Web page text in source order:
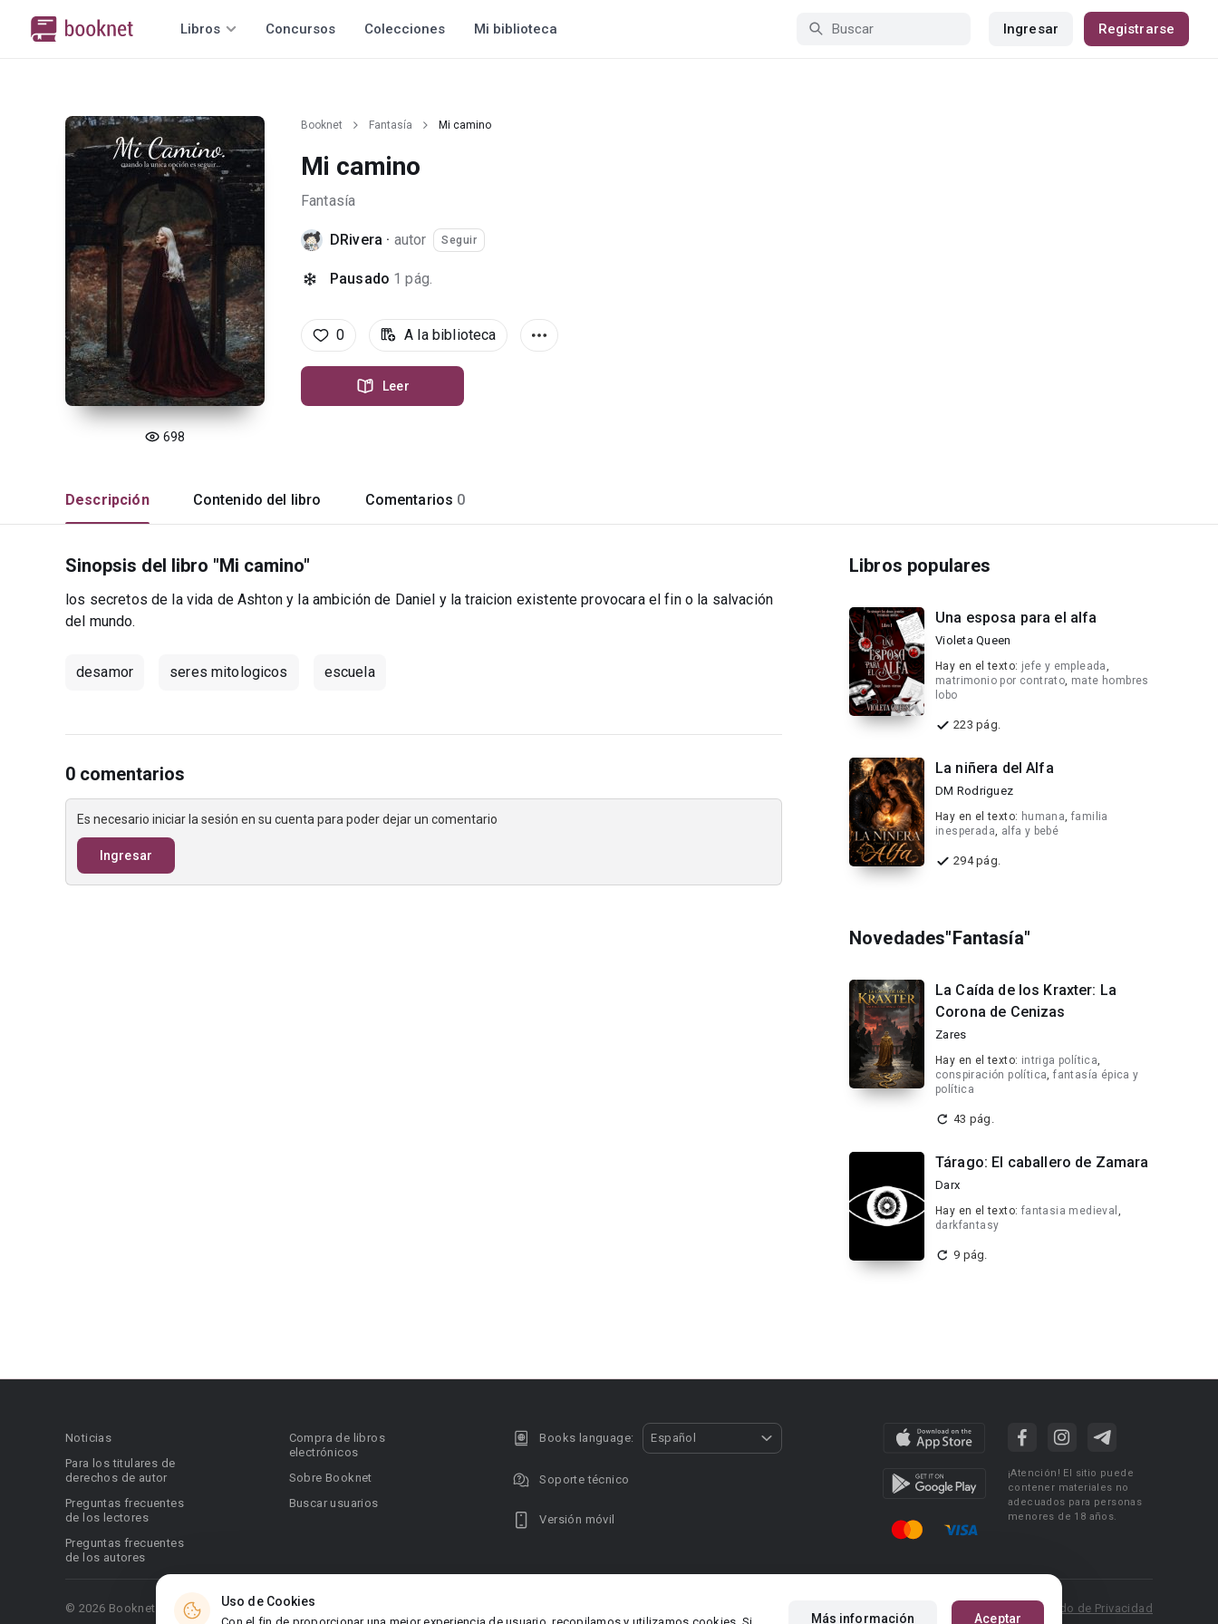
Libros Concursos Colecciones Mi biblioteca Ingresar Registrarse
698
Booknet Fantasía Mi camino
Mi camino
Fantasía
DRivera · autor Seguir
Pausado 1 pág.
0 A la biblioteca
Leer
Descripción Contenido del libro Comentarios 0
Sinopsis del libro "Mi camino"
los secretos de la vida de Ashton y la ambición de Daniel y la traicion existente provocara el fin o la salvación
del mundo.
desamor seres mitologicos escuela
0 comentarios
Es necesario iniciar la sesión en su cuenta para poder dejar un comentario
Ingresar
Libros populares
Una esposa para el alfa
Violeta Queen
Hay en el texto: jefe y empleada,
matrimonio por contrato, mate hombres
lobo
223 pág.
La niñera del Alfa
DM Rodriguez
Hay en el texto: humana,familia
inesperada, alfa y bebé
294 pág.
Novedades"Fantasía"
La Caída de los Kraxter: La
Corona de Cenizas
Zares
Hay en el texto: intriga política,
conspiración política,fantasía épica y
política
43 pág.
Tárago: El caballero de Zamara
Darx
Hay en el texto: fantasia medieval ,
darkfantasy
9 pág.
Uso de Cookies
Más información Aceptar
Noticias
Para los titulares de
derechos de autor
Preguntas frecuentes
de los lectores
Preguntas frecuentes
de los autores
Compra de libros
electrónicos
Sobre Booknet
Buscar usuarios
Books language: Español
Soporte técnico
Versión móvil
¡Atención! El sitio puede
contener materiales no
adecuados para personas
menores de 18 años.
© 2026 Booknet. Todos los derechos reservados. Condiciones de uso Acuerdo de Privacidad